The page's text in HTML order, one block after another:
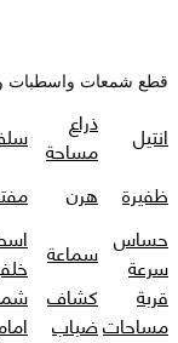
قطع شمعات واسطبات و
انتيل
ذراع
مساحة
ظفيرة
هرن
حساس
سرعة
سماعة
قربة
مساحات
كشاف
ضباب